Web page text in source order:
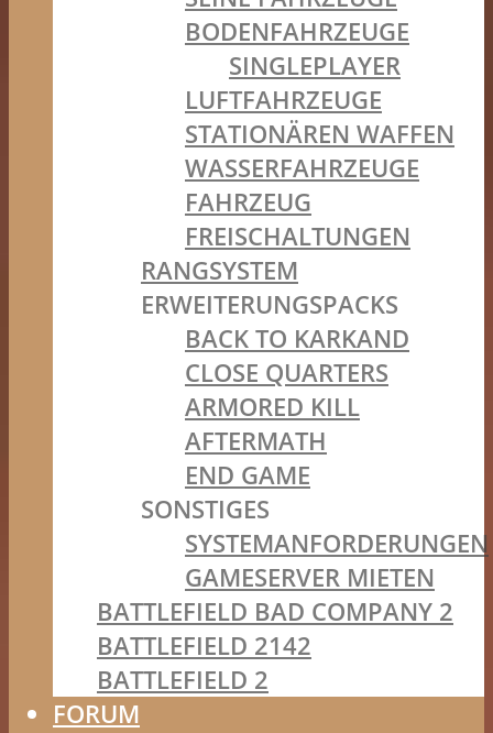
BODENFAHRZEUGE
SINGLEPLAYER
LUFTFAHRZEUGE
STATIONÄREN WAFFEN
WASSERFAHRZEUGE
FAHRZEUG
FREISCHALTUNGEN
RANGSYSTEM
ERWEITERUNGSPACKS
BACK TO KARKAND
CLOSE QUARTERS
ARMORED KILL
AFTERMATH
END GAME
SONSTIGES
SYSTEMANFORDERUNGEN
GAMESERVER MIETEN
BATTLEFIELD BAD COMPANY 2
BATTLEFIELD 2142
BATTLEFIELD 2
FORUM